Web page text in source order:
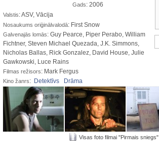
Gads: 2006
Valstis: ASV, Vācija
Nosaukums oriģinālvalodā: First Snow
Galvenajās lomās: Guy Pearce, Piper Perabo, William
Fichtner, Steven Michael Quezada, J.K. Simmons,
Nicholas Ballas, Rick Gonzalez, David House, Julie
Gawkowski, Luce Rains
Filmas režisors: Mark Fergus
Kino žanrs: Detektīvs Drāma
Visas foto filmai "Pirmais sniegs"